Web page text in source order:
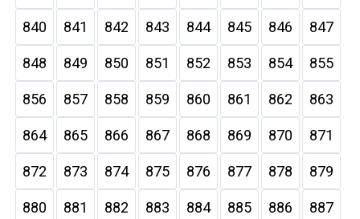
840 841 842 843 844 845 846 847
848 849 850 851 852 853 854 855
856 857 858 859 860 861 862 863
864 865 866 867 868 869 870 871
872 873 874 875 876 877 878 879
880 881 882 883 884 885 886 887